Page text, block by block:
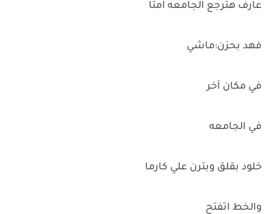
عارف هترجع الجامعه امتا
فهد بحزن:ماشي
في مكان آخر
في الجامعه
خلود بقلق وبترن علي كارما
والخط اتفتح